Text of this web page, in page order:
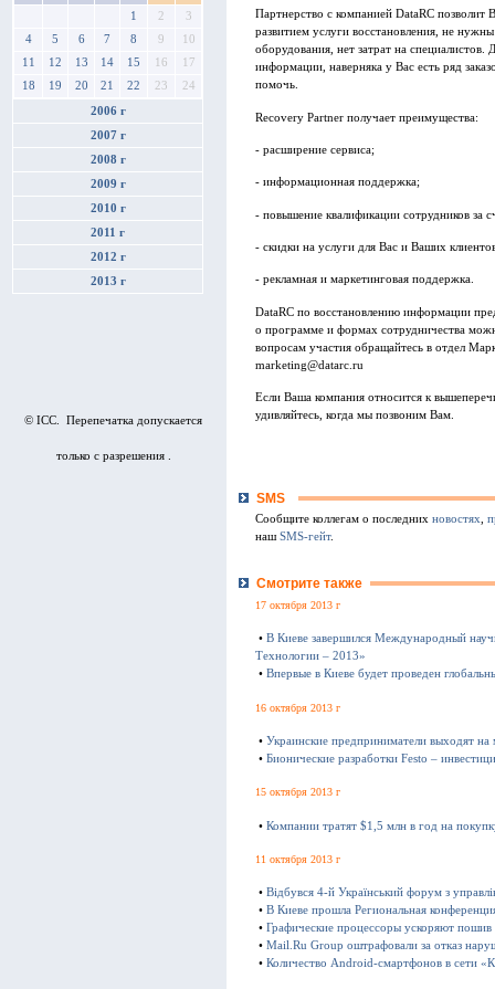
1
2
3
4
5 6 7 8 9
10
11
12 13 14 15 16
17
18
19 20 21 22 23 24
2006 г
2007 г
2008 г
2009 г
2010 г
2011 г
2012 г
2013 г
© ICC. Перепечатка допускается
только с разрешения .
Партнерство с компанией DataRC позволит
развитием услуги восстановления, не
оборудования, нет затрат на
информации, наверняка у Вас есть ряд
помочь.
Recovery Partner получает преимущества:
- расширение сервиса;
- информационная поддержка;
- повышение квалификации сотрудников за
- скидки на услуги для Вас и Ваших
- рекламная и маркетинговая поддержка.
DataRC по восстановлению информации
о программе и формах сотрудничества
вопросам участия обращайтесь в отдел
marketing@datarc.ru
Если Ваша компания относится к
удивляйтесь, когда мы позвоним Вам.
SMS
Сообщите коллегам о последних новостях
наш SMS-гейт.
Смотрите также
17 октября 2013 г
• В Киеве завершился Международный
Технологии – 2013»
• Впервые в Киеве будет проведен
16 октября 2013 г
• Украинские предприниматели выходят
• Бионические разработки Festo –
15 октября 2013 г
• Компании тратят $1,5 млн в год на
11 октября 2013 г
• Відбувся 4-й Український форум з
• В Киеве прошла Региональная
• Графические процессоры ускоряют
• Mail.Ru Group оштрафовали за отказ
• Количество Android-смартфонов в сети